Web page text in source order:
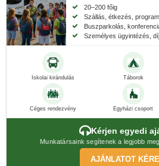
20–200 főig
Szállás, étkezés,
Buszparkolás,
Személyes ügyintézés,
Iskolai kirándulás Táborok
Céges rendezvény Egyházi csoport
Kérjen egyedi
Munkatársaink segítenek a legjobb
AJÁNLATOT